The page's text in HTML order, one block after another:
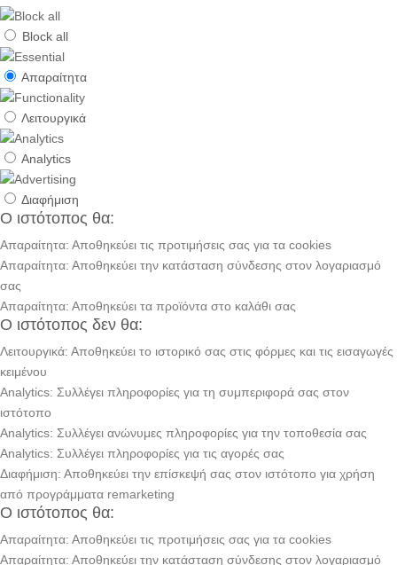
Block all
Απαραίτητα
Λειτουργικά
Analytics
Διαφήμιση
Ο ιστότοπος θα:
Απαραίτητα: Αποθηκεύει τις προτιμήσεις σας για τα cookies
Απαραίτητα: Αποθηκεύει την κατάσταση σύνδεσης στον λογαριασμό
σας
Απαραίτητα: Αποθηκεύει τα προϊόντα στο καλάθι σας
Ο ιστότοπος δεν θα:
Λειτουργικά: Αποθηκεύει το ιστορικό σας στις φόρμες και τις εισαγωγές
κειμένου
Analytics: Συλλέγει πληροφορίες για τη συμπεριφορά σας στον
ιστότοπο
Analytics: Συλλέγει ανώνυμες πληροφορίες για την τοποθεσία σας
Analytics: Συλλέγει πληροφορίες για τις αγορές σας
Διαφήμιση: Αποθηκεύει την επίσκεψή σας στον ιστότοπο για χρήση
από προγράμματα remarketing
Ο ιστότοπος θα:
Απαραίτητα: Αποθηκεύει τις προτιμήσεις σας για τα cookies
Απαραίτητα: Αποθηκεύει την κατάσταση σύνδεσης στον λογαριασμό